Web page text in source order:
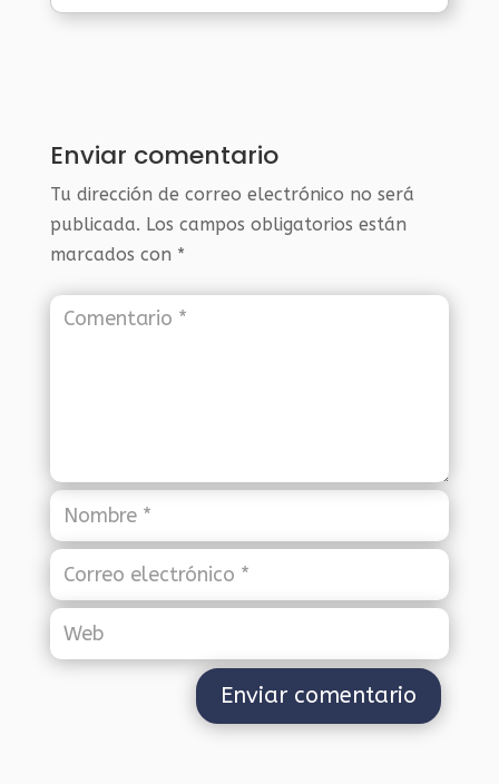
Enviar comentario
Tu dirección de correo electrónico no será
publicada. Los campos obligatorios están
marcados con *